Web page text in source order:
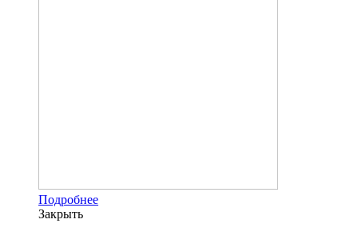
Подробнее
Закрыть